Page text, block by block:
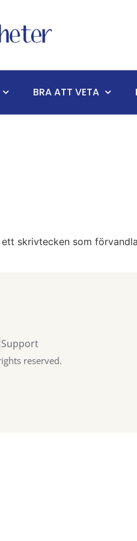
BRA ATT VETA
skrivtecken som
Support
reserved.